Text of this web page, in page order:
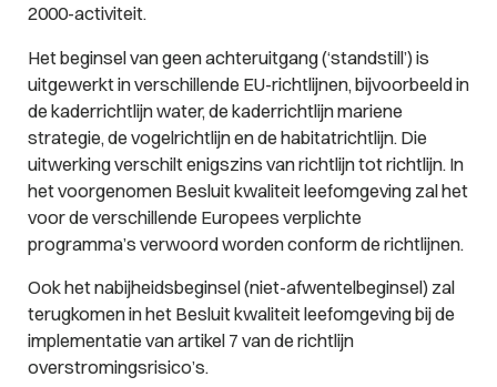
2000-activiteit.
Het beginsel van geen achteruitgang (‘standstill’) is
uitgewerkt in verschillende EU-richtlijnen, bijvoorbeeld in
de kaderrichtlijn water, de kaderrichtlijn mariene
strategie, de vogelrichtlijn en de habitatrichtlijn. Die
uitwerking verschilt enigszins van richtlijn tot richtlijn. In
het voorgenomen Besluit kwaliteit leefomgeving zal het
voor de verschillende Europees verplichte
programma’s verwoord worden conform de richtlijnen.
Ook het nabijheidsbeginsel (niet-afwentelbeginsel) zal
terugkomen in het Besluit kwaliteit leefomgeving bij de
implementatie van artikel 7 van de richtlijn
overstromingsrisico’s.